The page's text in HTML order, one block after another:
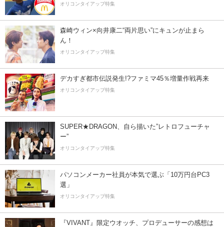
オリコンタイアップ特集
森崎ウィン×向井康二“両片思い”にキュンが止まら
ん！
オリコンタイアップ特集
デカすぎ都市伝説発生!?ファミマ45％増量作戦再来
オリコンタイアップ特集
SUPER★DRAGON、自ら描いた”レトロフューチャ
ー”
オリコンタイアップ特集
パソコンメーカー社員が本気で選ぶ「10万円台PC3
選」
オリコンタイアップ特集
『VIVANT』限定ウオッチ、プロデューサーの感想は